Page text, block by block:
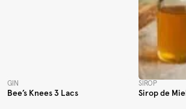
GIN
Bee’s Knees 3 Lacs
SIROP
Sirop de Miel